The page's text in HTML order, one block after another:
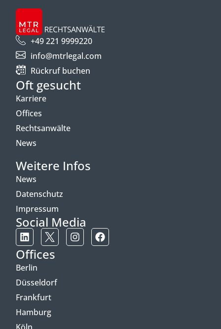
+49 221 9999220
info@mtrlegal.com
Rückruf buchen
Oft gesucht
Karriere
Offices
Rechtsanwälte
News
Weitere Infos
News
Datenschutz
Impressum
Social Media
Offices
Berlin
Düsseldorf
Frankfurt
Hamburg